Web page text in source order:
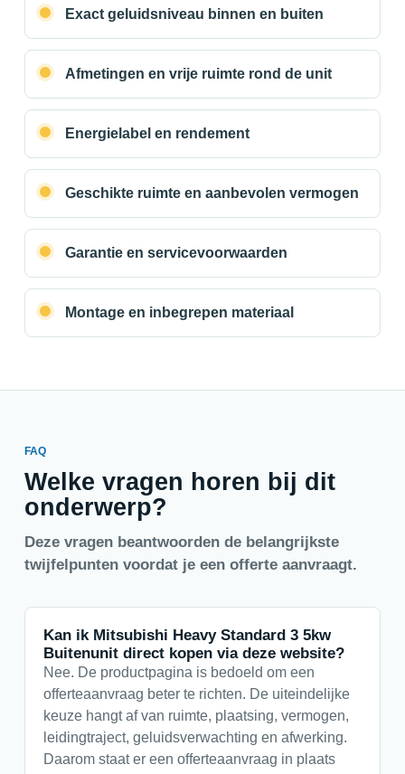
Exact geluidsniveau binnen en buiten
Afmetingen en vrije ruimte rond de unit
Energielabel en rendement
Geschikte ruimte en aanbevolen vermogen
Garantie en servicevoorwaarden
Montage en inbegrepen materiaal
FAQ
Welke vragen horen bij dit
onderwerp?
Deze vragen beantwoorden de belangrijkste
twijfelpunten voordat je een offerte aanvraagt.
Kan ik Mitsubishi Heavy Standard 3 5kw
Buitenunit direct kopen via deze website?
Nee. De productpagina is bedoeld om een
offerteaanvraag beter te richten. De uiteindelijke
keuze hangt af van ruimte, plaatsing, vermogen,
leidingtraject, geluidsverwachting en afwerking.
Daarom staat er een offerteaanvraag in plaats